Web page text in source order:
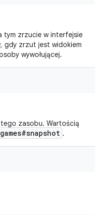
tym zrzucie w interfejsie
gdy zrzut jest widokiem
wywołującej.
zasobu. Wartością
games#snapshot .